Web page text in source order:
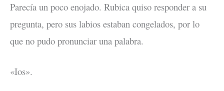
Parecía un poco enojado. Rubica quiso responder a su
pregunta, pero sus labios estaban congelados, por lo
que no pudo pronunciar una palabra.
«Ios».